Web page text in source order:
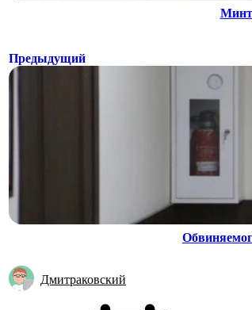
Предыдущий
Дмитраковский